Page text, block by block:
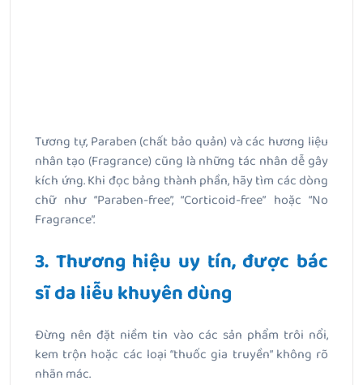
Tương tự, Paraben (chất bảo quản) và các hương liệu
nhân tạo (Fragrance) cũng là những tác nhân dễ gây
kích ứng. Khi đọc bảng thành phần, hãy tìm các dòng
chữ như “Paraben-free”, “Corticoid-free” hoặc “No
Fragrance”.
3. Thương hiệu uy tín, được bác
sĩ da liễu khuyên dùng
Đừng nên đặt niềm tin vào các sản phẩm trôi nổi,
kem trộn hoặc các loại “thuốc gia truyền” không rõ
nhãn mác.